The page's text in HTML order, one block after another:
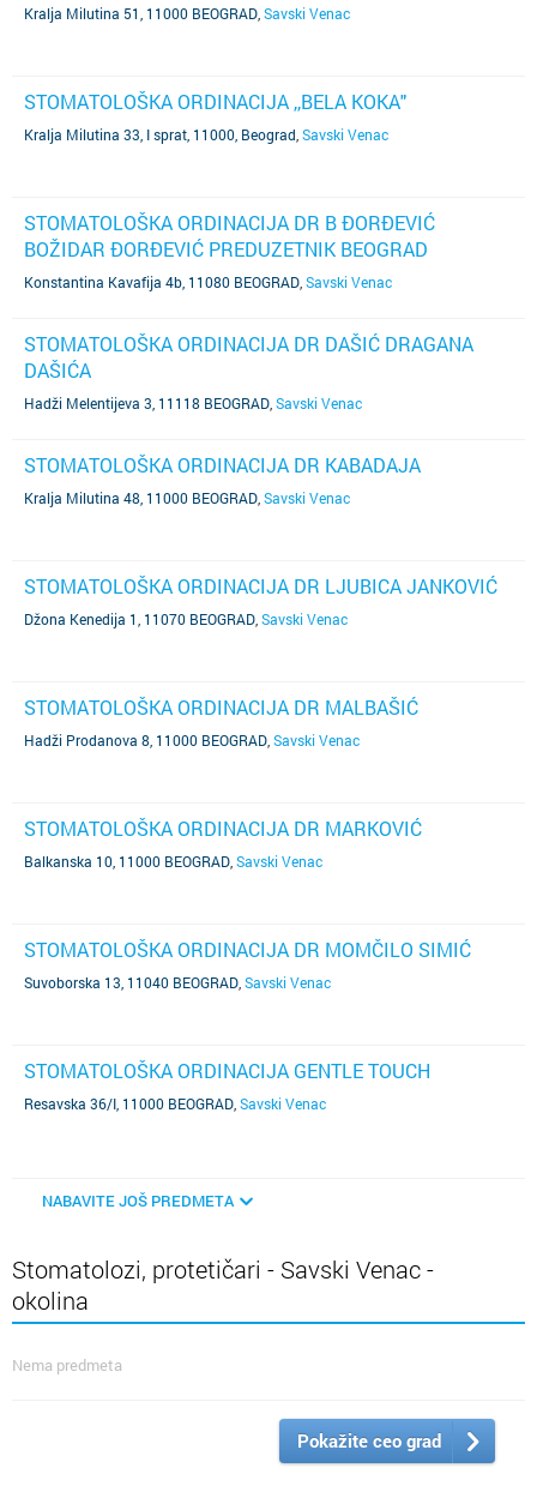
Kralja Milutina 51, 11000 BEOGRAD Savski Venac
STOMATOLOŠKA ORDINACIJA ,,BELA KOKA"
Kralja Milutina 33, I sprat, 11000, Beograd Savski Venac
STOMATOLOŠKA ORDINACIJA DR B ĐORĐEVIĆ
BOŽIDAR ĐORĐEVIĆ PREDUZETNIK BEOGRAD
Konstantina Kavafija 4b, 11080 BEOGRAD Savski Venac
STOMATOLOŠKA ORDINACIJA DR DAŠIĆ DRAGANA
DAŠIĆA
Hadži Melentijeva 3, 11118 BEOGRAD Savski Venac
STOMATOLOŠKA ORDINACIJA DR KABADAJA
Kralja Milutina 48, 11000 BEOGRAD Savski Venac
STOMATOLOŠKA ORDINACIJA DR LJUBICA JANKOVIĆ
Džona Kenedija 1, 11070 BEOGRAD Savski Venac
STOMATOLOŠKA ORDINACIJA DR MALBAŠIĆ
Hadži Prodanova 8, 11000 BEOGRAD Savski Venac
STOMATOLOŠKA ORDINACIJA DR MARKOVIĆ
Balkanska 10, 11000 BEOGRAD Savski Venac
STOMATOLOŠKA ORDINACIJA DR MOMČILO SIMIĆ
Suvoborska 13, 11040 BEOGRAD Savski Venac
STOMATOLOŠKA ORDINACIJA GENTLE TOUCH
Resavska 36/I, 11000 BEOGRAD Savski Venac
NABAVITE JOŠ PREDMETA
Stomatolozi, protetičari - Savski Venac -
okolina
Nema predmeta
Pokažite ceo grad